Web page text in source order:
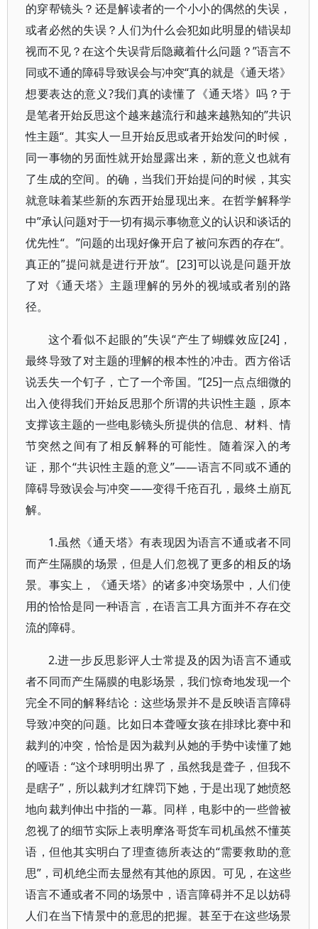
的穿帮镜头？还是解读者的一个小小的偶然的失误，
或者必然的失误？人们为什么会犯如此明显的错误却
视而不见？在这个失误背后隐藏着什么问题？”语言不
同或不通的障碍导致误会与冲突“真的就是《通天塔》
想要表达的意义?我们真的读懂了《通天塔》吗？于
是笔者开始反思这个越来越流行和越来越熟知的”共识
性主题“。其实人一旦开始反思或者开始发问的时候，
同一事物的另面性就开始显露出来，新的意义也就有
了生成的空间。的确，当我们开始提问的时候，其实
就意味着某些新的东西开始显现出来。在哲学解释学
中”承认问题对于一切有揭示事物意义的认识和谈话的
优先性“。”问题的出现好像开启了被问东西的存在“。
真正的”提问就是进行开放“。[23]可以说是问题开放
了对《通天塔》主题理解的另外的视域或者别的路
径。
这个看似不起眼的”失误“产生了蝴蝶效应[24]，
最终导致了对主题的理解的根本性的冲击。西方俗话
说丢失一个钉子，亡了一个帝国。”[25]一点点细微的
出入使得我们开始反思那个所谓的共识性主题，原本
支撑该主题的一些电影镜头所提供的信息、材料、情
节突然之间有了相反解释的可能性。随着深入的考
证，那个“共识性主题的意义”——语言不同或不通的
障碍导致误会与冲突——变得千疮百孔，最终土崩瓦
解。
1.虽然《通天塔》有表现因为语言不通或者不同
而产生隔膜的场景，但是人们忽视了更多的相反的场
景。事实上，《通天塔》的诸多冲突场景中，人们使
用的恰恰是同一种语言，在语言工具方面并不存在交
流的障碍。
2.进一步反思影评人士常提及的因为语言不通或
者不同而产生隔膜的电影场景，我们惊奇地发现一个
完全不同的解释结论：这些场景并不是反映语言障碍
导致冲突的问题。比如日本聋哑女孩在排球比赛中和
裁判的冲突，恰恰是因为裁判从她的手势中读懂了她
的哑语：“这个球明明出界了，虽然我是聋子，但我不
是瞎子”，所以裁判才红牌罚下她，于是出现了她愤怒
地向裁判伸出中指的一幕。同样，电影中的一些曾被
忽视了的细节实际上表明摩洛哥货车司机虽然不懂英
语，但他其实明白了理查德所表达的“需要救助的意
思”，司机绝尘而去显然有其他的原因。可见，在这些
语言不通或者不同的场景中，语言障碍并不足以妨碍
人们在当下情景中的意思的把握。甚至于在这些场景